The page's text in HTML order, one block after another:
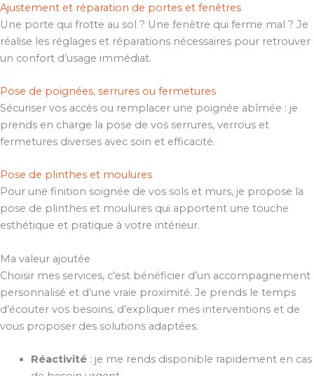
Ajustement et réparation de portes et fenêtres
Une porte qui frotte au sol ? Une fenêtre qui ferme mal ? Je
réalise les réglages et réparations nécessaires pour retrouver
un confort d’usage immédiat.
Pose de poignées, serrures ou fermetures
Sécuriser vos accès ou remplacer une poignée abîmée : je
prends en charge la pose de vos serrures, verrous et
fermetures diverses avec soin et efficacité.
Pose de plinthes et moulures
Pour une finition soignée de vos sols et murs, je propose la
pose de plinthes et moulures qui apportent une touche
esthétique et pratique à votre intérieur.
Ma valeur ajoutée
Choisir mes services, c’est bénéficier d’un accompagnement
personnalisé et d’une vraie proximité. Je prends le temps
d’écouter vos besoins, d’expliquer mes interventions et de
vous proposer des solutions adaptées.
Réactivité: je me rends disponible rapidement en cas